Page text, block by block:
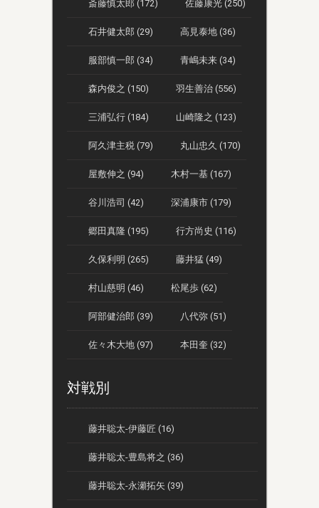
斎藤慎太郎 (172) 佐藤康光 (250)
石井健太郎 (29) 高見泰地 (36)
服部慎一郎 (34) 青嶋未来 (34)
森内俊之 (150) 羽生善治 (556)
三浦弘行 (184) 山崎隆之 (123)
阿久津主税 (79) 丸山忠久 (170)
屋敷伸之 (94) 木村一基 (167)
谷川浩司 (42) 深浦康市 (179)
郷田真隆 (195) 行方尚史 (116)
久保利明 (265) 藤井猛 (49)
村山慈明 (46) 松尾歩 (62)
阿部健治郎 (39) 八代弥 (51)
佐々木大地 (97) 本田奎 (32)
対戦別
藤井聡太-伊藤匠 (16)
藤井聡太-豊島将之 (36)
藤井聡太-永瀬拓矢 (39)